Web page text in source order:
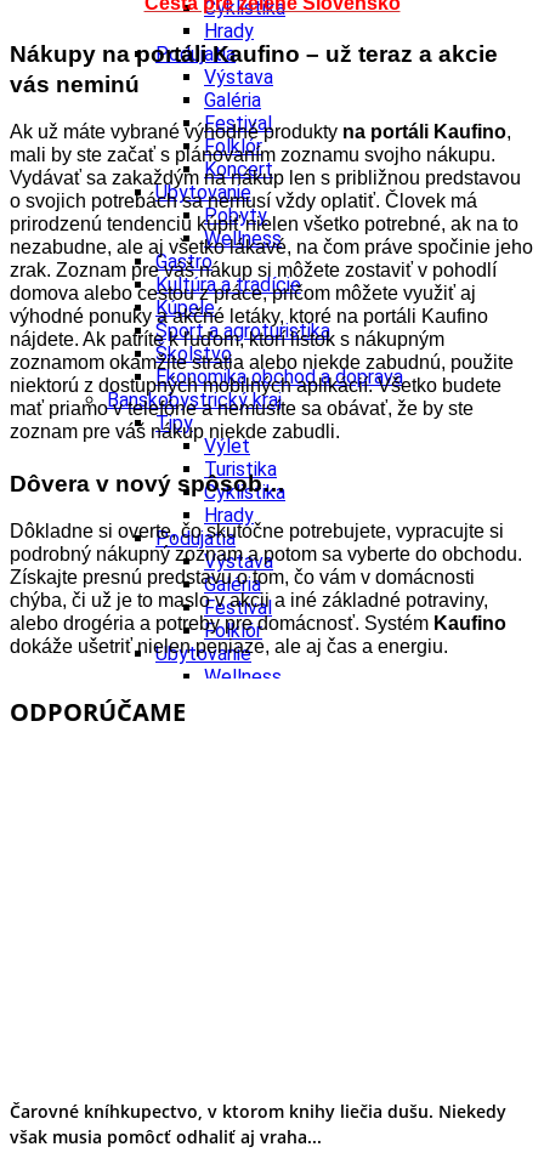
Cyklistika
Hrady
Podujatia
Výstava
Galéria
Festival
Folklór
Koncert
Ubytovanie
Pobyty
Wellness
Gastro
Kultúra a tradície
Kúpele
Šport a agroturistika
Školstvo
Ekonomika obchod a doprava
Banskobystrický kraj
Tipy
Výlet
Turistika
Cyklistika
Hrady
Podujatia
Výstava
Galéria
Festival
Folklór
Ubytovanie
Wellness
Gastro
Fašiangy
Ubytovanie
Nákupy na portáli Kaufino – už teraz a akcie
vás neminú
Ak už máte vybrané výhodné produkty na portáli Kaufino,
mali by ste začať s plánovaním zoznamu svojho nákupu.
Vydávať sa zakaždým na nákup len s približnou predstavou
o svojich potrebách sa nemusí vždy oplatiť. Človek má
prirodzenú tendenciu kúpiť nielen všetko potrebné, ak na to
nezabudne, ale aj všetko lákavé, na čom práve spočinie jeho
zrak. Zoznam pre váš nákup si môžete zostaviť v pohodlí
domova alebo cestou z práce, pričom môžete využiť aj
výhodné ponuky a akčné letáky, ktoré na portáli Kaufino
nájdete. Ak patríte k ľuďom, ktorí lístok s nákupným
zoznamom okamžite stratia alebo niekde zabudnú, použite
niektorú z dostupných mobilných aplikácií. Všetko budete
mať priamo v telefóne a nemusíte sa obávať, že by ste
zoznam pre váš nákup niekde zabudli.
Dôvera v nový spôsob…
Dôkladne si overte, čo skutočne potrebujete, vypracujte si
podrobný nákupný zoznam a potom sa vyberte do obchodu.
Získajte presnú predstavu o tom, čo vám v domácnosti
chýba, či už je to maslo v akcii a iné základné potraviny,
alebo drogéria a potreby pre domácnosť. Systém Kaufino
dokáže ušetriť nielen peniaze, ale aj čas a energiu.
ODPORÚČAME
Čarovné kníhkupectvo, v ktorom knihy liečia dušu. Niekedy
však musia pomôcť odhaliť aj vraha...